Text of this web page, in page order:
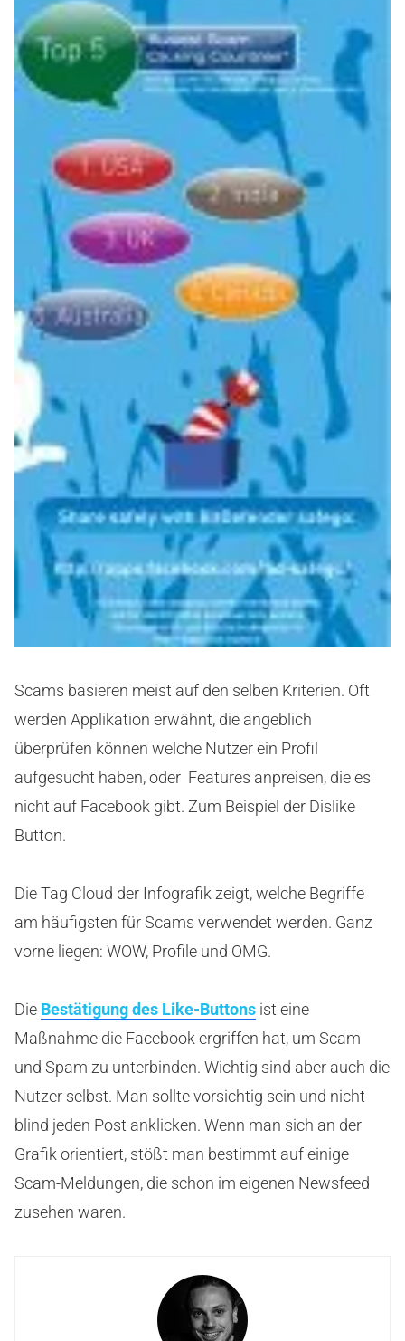
Scams basieren meist auf den selben Kriterien. Oft
werden Applikation erwähnt, die angeblich
überprüfen können welche Nutzer ein Profil
aufgesucht haben, oder Features anpreisen, die es
nicht auf Facebook gibt. Zum Beispiel der Dislike
Button.
Die Tag Cloud der Infografik zeigt, welche Begriffe
am häufigsten für Scams verwendet werden. Ganz
vorne liegen: WOW, Profile und OMG.
Die Bestätigung des Like-Buttons ist eine
Maßnahme die Facebook ergriffen hat, um Scam
und Spam zu unterbinden. Wichtig sind aber auch die
Nutzer selbst. Man sollte vorsichtig sein und nicht
blind jeden Post anklicken. Wenn man sich an der
Grafik orientiert, stößt man bestimmt auf einige
Scam-Meldungen, die schon im eigenen Newsfeed
zusehen waren.